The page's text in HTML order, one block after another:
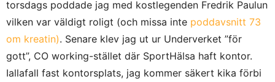
torsdags poddade jag med kostlegenden Fredrik Paulun
vilken var väldigt roligt (och missa inte poddavsnitt 73
om kreatin). Senare klev jag ut ur Underverket ”för
gott”, CO working-stället där SportHälsa haft kontor.
Iallafall fast kontorsplats, jag kommer säkert kika förbi